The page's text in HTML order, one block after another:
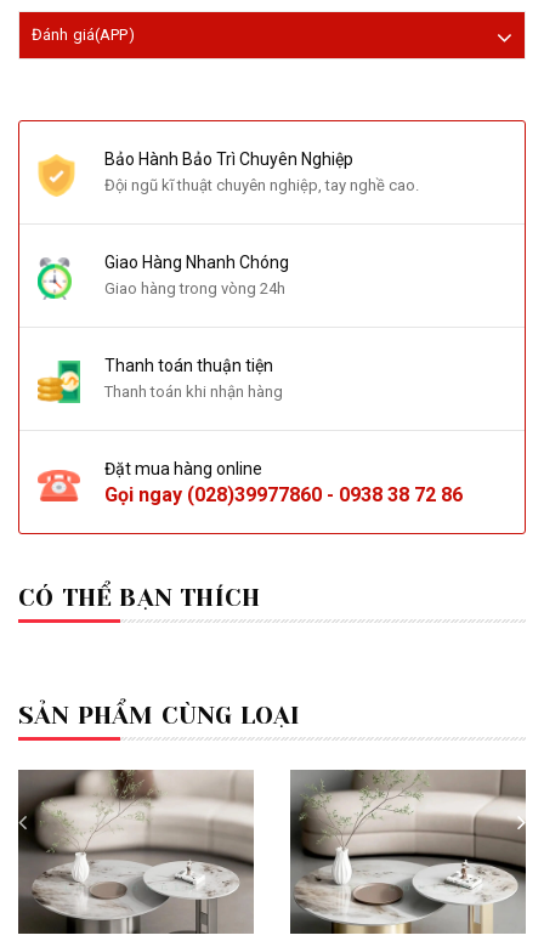
Đánh giá(APP)
Bảo Hành Bảo Trì Chuyên Nghiệp
Đội ngũ kĩ thuật chuyên nghiệp, tay nghề cao.
Giao Hàng Nhanh Chóng
Giao hàng trong vòng 24h
Thanh toán thuận tiện
Thanh toán khi nhận hàng
Đặt mua hàng online
Gọi ngay (028)39977860 - 0938 38 72 86
CÓ THỂ BẠN THÍCH
SẢN PHẨM CÙNG LOẠI